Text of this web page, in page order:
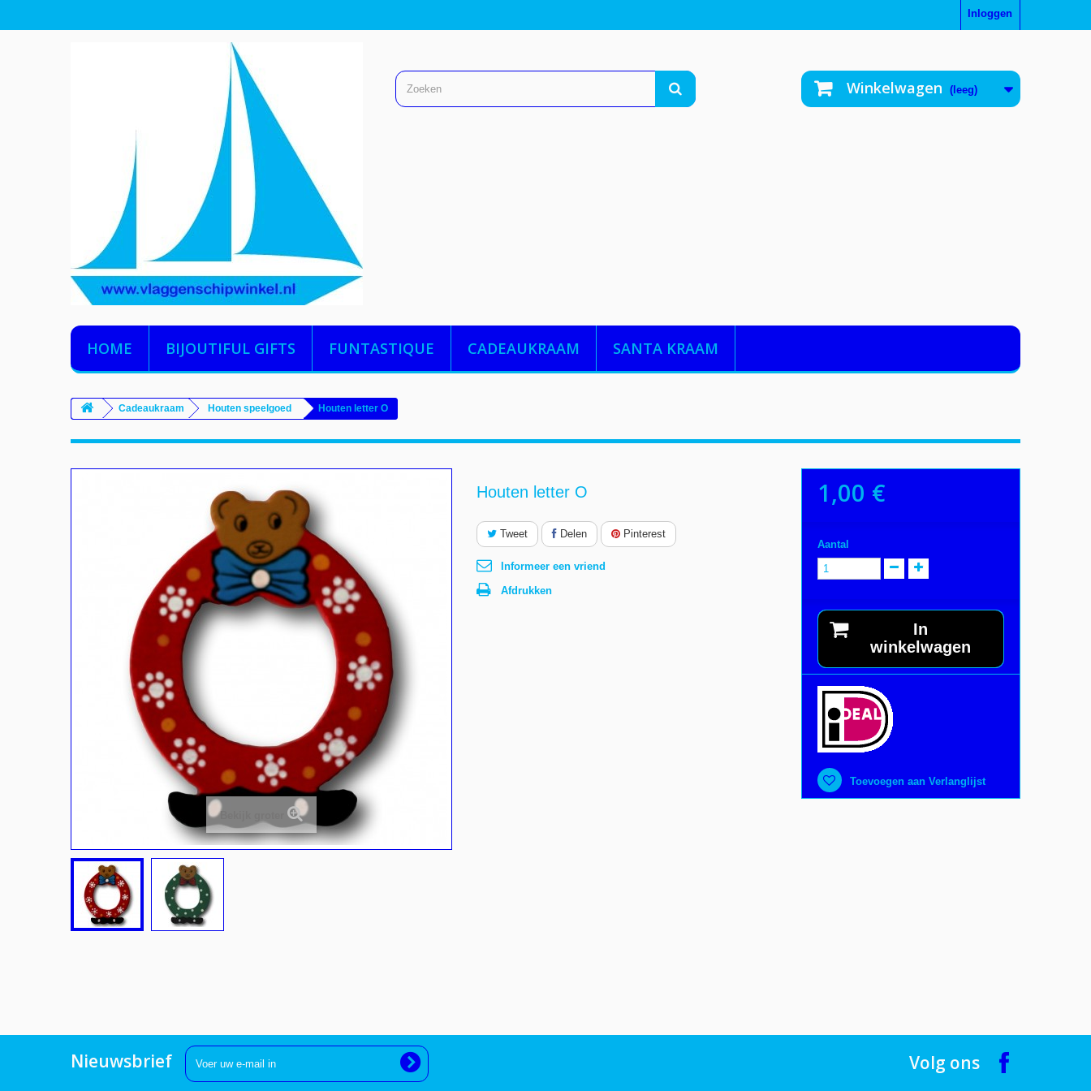
Inloggen
Winkelwagen (leeg)
HOME BIJOUTIFUL GIFTS FUNTASTIQUE CADEAUKRAAM SANTA KRAAM
Cadeaukraam Houten speelgoed Houten letter O
Bekijk groter
Houten letter O
Tweet Delen Pinterest
Informeer een vriend
Afdrukken
1,00 €
Aantal
In
winkelwagen
Toevoegen aan Verlanglijst
Nieuwsbrief Volg ons